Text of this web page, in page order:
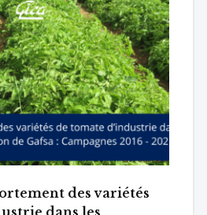
des variétés